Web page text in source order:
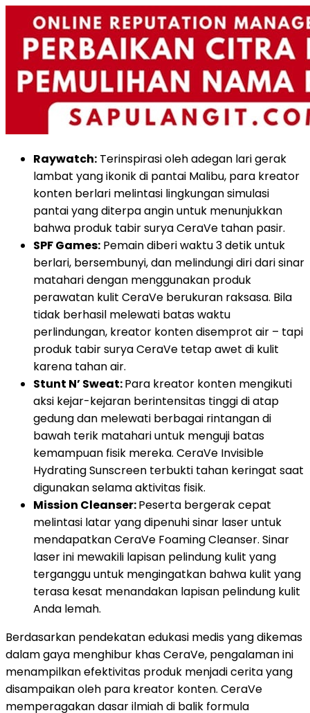
Raywatch: Terinspirasi oleh adegan lari gerak
lambat yang ikonik di pantai Malibu, para kreator
konten berlari melintasi lingkungan simulasi
pantai yang diterpa angin untuk menunjukkan
bahwa produk tabir surya CeraVe tahan pasir.
SPF Games: Pemain diberi waktu 3 detik untuk
berlari, bersembunyi, dan melindungi diri dari sinar
matahari dengan menggunakan produk
perawatan kulit CeraVe berukuran raksasa. Bila
tidak berhasil melewati batas waktu
perlindungan, kreator konten disemprot air – tapi
produk tabir surya CeraVe tetap awet di kulit
karena tahan air.
Stunt N’ Sweat:Para kreator konten mengikuti
aksi kejar-kejaran berintensitas tinggi di atap
gedung dan melewati berbagai rintangan di
bawah terik matahari untuk menguji batas
kemampuan fisik mereka. CeraVe Invisible
Hydrating Sunscreen terbukti tahan keringat saat
digunakan selama aktivitas fisik.
Mission Cleanser:Peserta bergerak cepat
melintasi latar yang dipenuhi sinar laser untuk
mendapatkan CeraVe Foaming Cleanser. Sinar
laser ini mewakili lapisan pelindung kulit yang
terganggu untuk mengingatkan bahwa kulit yang
terasa kesat menandakan lapisan pelindung kulit
Anda lemah.
Berdasarkan pendekatan edukasi medis yang dikemas
dalam gaya menghibur khas CeraVe, pengalaman ini
menampilkan efektivitas produk menjadi cerita yang
disampaikan oleh para kreator konten. CeraVe
memperagakan dasar ilmiah di balik formula